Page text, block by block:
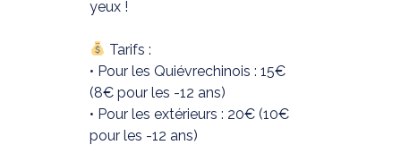
yeux !
Tarifs :
• Pour les Quiévrechinois : 15€
(8€ pour les -12 ans)
• Pour les extérieurs : 20€ (10€
pour les -12 ans)